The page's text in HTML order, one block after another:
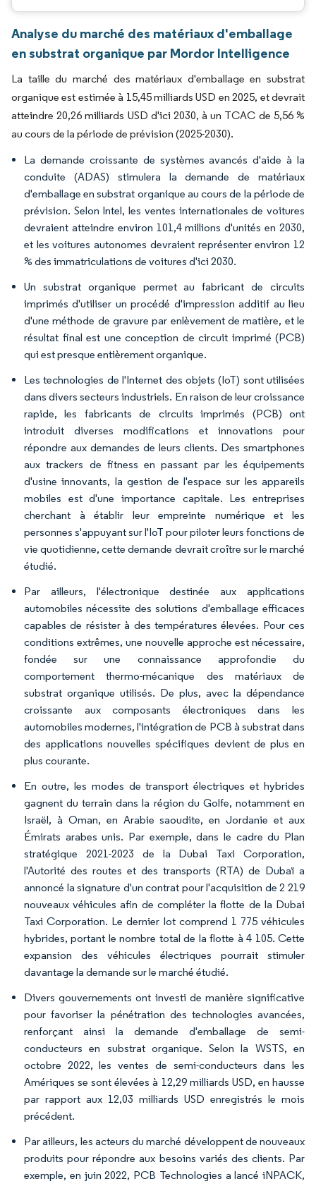
Analyse du marché des matériaux d'emballage
en substrat organique par Mordor Intelligence
La taille du marché des matériaux d'emballage en substrat
organique est estimée à 15,45 milliards USD en 2025, et devrait
atteindre 20,26 milliards USD d'ici 2030, à un TCAC de 5,56 %
au cours de la période de prévision (2025-2030).
La demande croissante de systèmes avancés d'aide à la
conduite (ADAS) stimulera la demande de matériaux
d'emballage en substrat organique au cours de la période de
prévision. Selon Intel, les ventes internationales de voitures
devraient atteindre environ 101,4 millions d'unités en 2030,
et les voitures autonomes devraient représenter environ 12
% des immatriculations de voitures d'ici 2030.
Un substrat organique permet au fabricant de circuits
imprimés d'utiliser un procédé d'impression additif au lieu
d'une méthode de gravure par enlèvement de matière, et le
résultat final est une conception de circuit imprimé (PCB)
qui est presque entièrement organique.
Les technologies de l'Internet des objets (IoT) sont utilisées
dans divers secteurs industriels. En raison de leur croissance
rapide, les fabricants de circuits imprimés (PCB) ont
introduit diverses modifications et innovations pour
répondre aux demandes de leurs clients. Des smartphones
aux trackers de fitness en passant par les équipements
d'usine innovants, la gestion de l'espace sur les appareils
mobiles est d'une importance capitale. Les entreprises
cherchant à établir leur empreinte numérique et les
personnes s'appuyant sur l'IoT pour piloter leurs fonctions de
vie quotidienne, cette demande devrait croître sur le marché
étudié.
Par ailleurs, l'électronique destinée aux applications
automobiles nécessite des solutions d'emballage efficaces
capables de résister à des températures élevées. Pour ces
conditions extrêmes, une nouvelle approche est nécessaire,
fondée sur une connaissance approfondie du
comportement thermo-mécanique des matériaux de
substrat organique utilisés. De plus, avec la dépendance
croissante aux composants électroniques dans les
automobiles modernes, l'intégration de PCB à substrat dans
des applications nouvelles spécifiques devient de plus en
plus courante.
En outre, les modes de transport électriques et hybrides
gagnent du terrain dans la région du Golfe, notamment en
Israël, à Oman, en Arabie saoudite, en Jordanie et aux
Émirats arabes unis. Par exemple, dans le cadre du Plan
stratégique 2021-2023 de la Dubai Taxi Corporation,
l'Autorité des routes et des transports (RTA) de Dubaï a
annoncé la signature d'un contrat pour l'acquisition de 2 219
nouveaux véhicules afin de compléter la flotte de la Dubai
Taxi Corporation. Le dernier lot comprend 1 775 véhicules
hybrides, portant le nombre total de la flotte à 4 105. Cette
expansion des véhicules électriques pourrait stimuler
davantage la demande sur le marché étudié.
Divers gouvernements ont investi de manière significative
pour favoriser la pénétration des technologies avancées,
renforçant ainsi la demande d'emballage de semi-
conducteurs en substrat organique. Selon la WSTS, en
octobre 2022, les ventes de semi-conducteurs dans les
Amériques se sont élevées à 12,29 milliards USD, en hausse
par rapport aux 12,03 milliards USD enregistrés le mois
précédent.
Par ailleurs, les acteurs du marché développent de nouveaux
produits pour répondre aux besoins variés des clients. Par
exemple, en juin 2022, PCB Technologies a lancé iNPACK,